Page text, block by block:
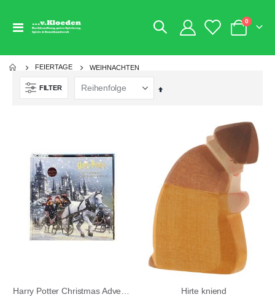
Navigation
Warenkorb
0 Artikel
FEIERTAGE WEIHNACHTEN
FILTER
Absteigend
Hirte kniend